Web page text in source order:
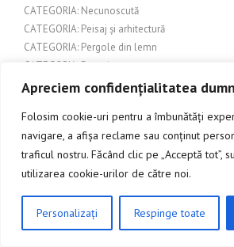
Apreciem confidențialitatea
Folosim cookie-uri pentru a îmbunătăți
navigare, a afișa reclame sau conținut
traficul nostru. Făcând clic pe „Acceptă tot”,
utilizarea cookie-urilor de către noi.
Personalizați Respinge toate
CATEGORIA: Necunoscută
CATEGORIA: Peisaj și arhitectură
CATEGORIA: Pergole din lemn
CATEGORIA: Pescuit
CATEGORIA: Produse pentru casă și grădină
CATEGORIA: Sport
CATEGORIA: Sport și activități în aer liber
CATEGORIA: Tehnologie și Inovație
CATEGORIA: Turism și Cultură
CATEGORIA: Urbanism și construcții
CATEGORIA: Urbanism și dezvoltare urbană
CATEGORIA: Uși de garaj
CLICK AICI PENTRU A